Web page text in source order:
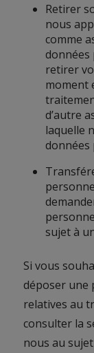
Retirer
nous
comme
données
retirer
moment
d’autre
laquelle
données
sujet à
Si vous
déposer une
relatives au
consulter la
nous au